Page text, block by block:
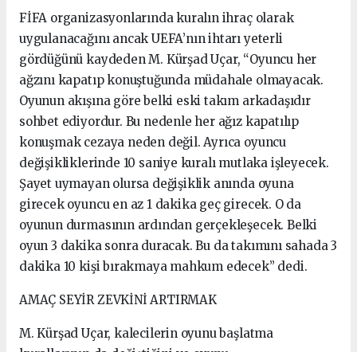
FİFA organizasyonlarında kuralın ihraç olarak
uygulanacağını ancak UEFA’nın ihtarı yeterli
gördüğünü kaydeden M. Kürşad Uçar, “Oyuncu her
ağzını kapatıp konuştuğunda müdahale olmayacak.
Oyunun akışına göre belki eski takım arkadaşıdır
sohbet ediyordur. Bu nedenle her ağız kapatılıp
konuşmak cezaya neden değil. Ayrıca oyuncu
değişikliklerinde 10 saniye kuralı mutlaka işleyecek.
Şayet uymayan olursa değişiklik anında oyuna
girecek oyuncu en az 1 dakika geç girecek. O da
oyunun durmasının ardından gerçekleşecek. Belki
oyun 3 dakika sonra duracak. Bu da takımını sahada 3
dakika 10 kişi bırakmaya mahkum edecek” dedi.
AMAÇ SEYİR ZEVKİNİ ARTIRMAK
M. Kürşad Uçar, kalecilerin oyunu başlatma